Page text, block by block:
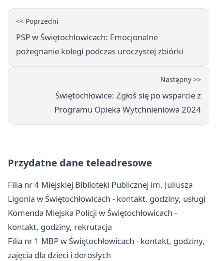
<< Poprzedni
PSP w Świętochłowicach: Emocjonalne
pożegnanie kolegi podczas uroczystej zbiórki
Następny >>
Świętochłowice: Zgłoś się po wsparcie z
Programu Opieka Wytchnieniowa 2024
Przydatne dane teleadresowe
Filia nr 4 Miejskiej Biblioteki Publicznej im. Juliusza
Ligonia w Świętochłowicach - kontakt, godziny, usługi
Komenda Miejska Policji w Świętochłowicach -
kontakt, godziny, rekrutacja
Filia nr 1 MBP w Świętochłowicach - kontakt, godziny,
zajęcia dla dzieci i dorosłych